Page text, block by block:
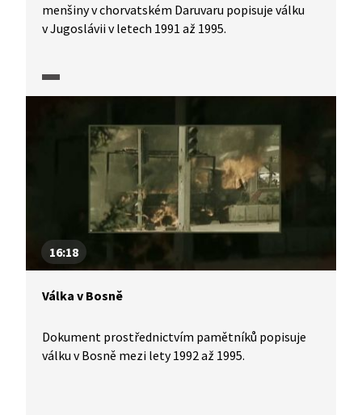
menšiny v chorvatském Daruvaru popisuje válku
v Jugoslávii v letech 1991 až 1995.
16:18
Válka v Bosně
Dokument prostřednictvím pamětníků popisuje
válku v Bosně mezi lety 1992 až 1995.